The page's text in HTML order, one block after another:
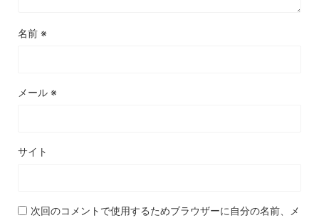
名前 ※
メール ※
サイト
次回のコメントで使用するためブラウザーに自分の名前、メ